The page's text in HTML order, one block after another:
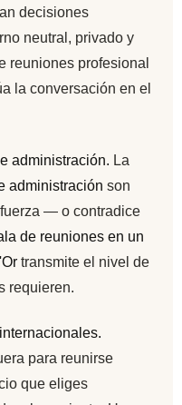
decisiones
neutral, privado y
reuniones profesional
la conversación en el
administración. La
administración son
— o contradice
de reuniones en un
transmite el nivel de
requieren.
para reunirse
que eliges